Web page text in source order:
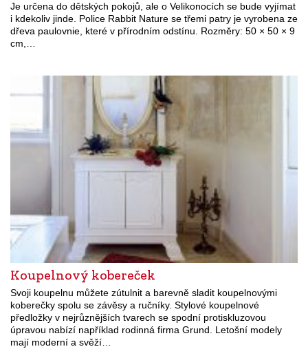
Je určena do dětských pokojů, ale o Velikonocích se bude vyjímat
i kdekoliv jinde. Police Rabbit Nature se třemi patry je vyrobena ze
dřeva paulovnie, které v přírodním odstínu. Rozměry: 50 × 50 × 9
cm,…
Koupelnový kobereček
Svoji koupelnu můžete zútulnit a barevně sladit koupelnovými
koberečky spolu se závěsy a ručníky. Stylové koupelnové
předložky v nejrůznějších tvarech se spodní protiskluzovou
úpravou nabízí například rodinná firma Grund. Letošní modely
mají moderní a svěží…